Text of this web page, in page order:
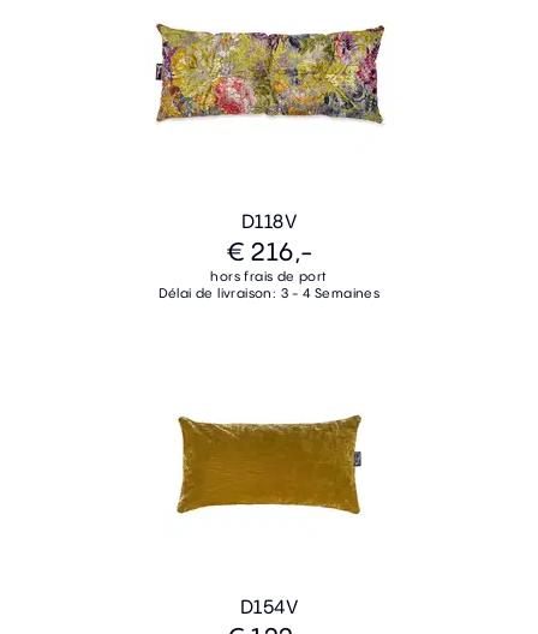
D118V
€ 216,-
hors frais de port
Délai de livraison: 3 - 4 Semaines
D154V